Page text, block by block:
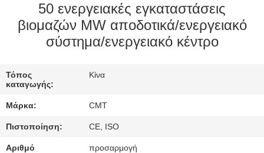
ΕΡΓΟΣΤΆΣΙΟ
ΠΟΙΌΤΗΤΑΣ
50 ενεργειακές εγκαταστάσεις
βιομαζών MW αποδοτικά/ενεργειακό
σύστημα/ενεργειακό κέντρο
Τόπος
καταγωγής:
Κίνα
Μάρκα: CMT
Πιστοποίηση: CE, ISO
Αριθμό
προσαρμογή